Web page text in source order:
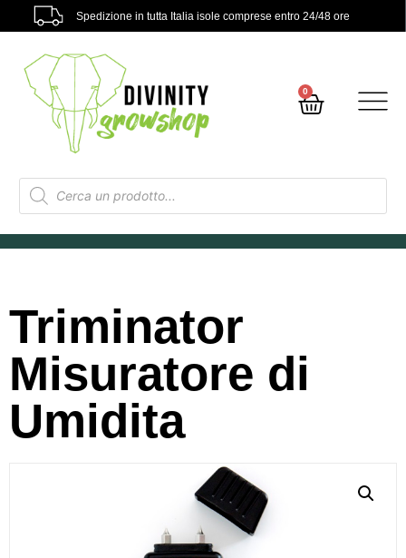
Spedizione in tutta Italia isole comprese entro 24/48 ore
0
Triminator
Misuratore di
Umidita